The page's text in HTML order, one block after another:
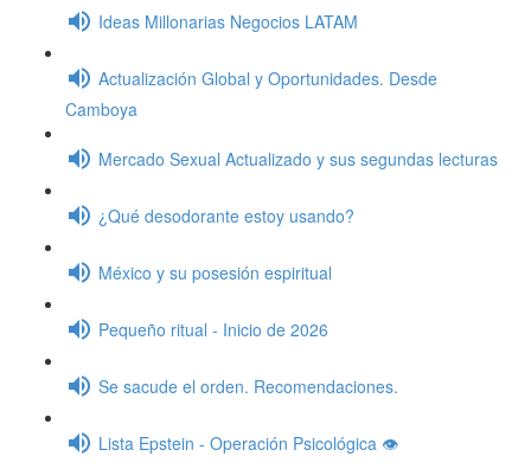
Ideas Millonarias Negocios LATAM
Actualización Global y Oportunidades. Desde
Camboya
Mercado Sexual Actualizado y sus segundas lecturas
¿Qué desodorante estoy usando?
México y su posesión espiritual
Pequeño ritual - Inicio de 2026
Se sacude el orden. Recomendaciones.
Lista Epstein - Operación Psicológica 👁️